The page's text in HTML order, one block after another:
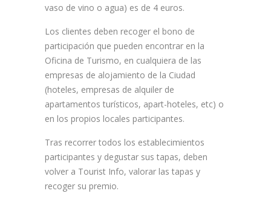
vaso de vino o agua) es de 4 euros.
Los clientes deben recoger el bono de
participación que pueden encontrar en la
Oficina de Turismo, en cualquiera de las
empresas de alojamiento de la Ciudad
(hoteles, empresas de alquiler de
apartamentos turísticos, apart-hoteles, etc) o
en los propios locales participantes.
Tras recorrer todos los establecimientos
participantes y degustar sus tapas, deben
volver a Tourist Info, valorar las tapas y
recoger su premio.